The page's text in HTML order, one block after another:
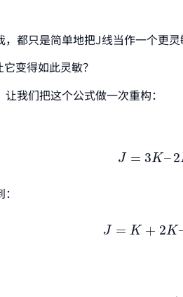
都只是简单地把J线当作一个更
变得如此灵敏？
我们把这个公式做一次重构：
J = 3K–2
3K– D
J = K + 2K
=K +2 K–2